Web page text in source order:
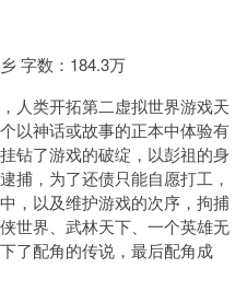
字数：184.3万
人类开拓第二虚拟世界游戏天
以神话或故事的正本中体验有
钻了游戏的破绽，以彭祖的身
捕，为了还债只能自愿打工，
，以及维护游戏的次序，拘捕
世界、武林天下、一个英雄无
了配角的传说，最后配角成